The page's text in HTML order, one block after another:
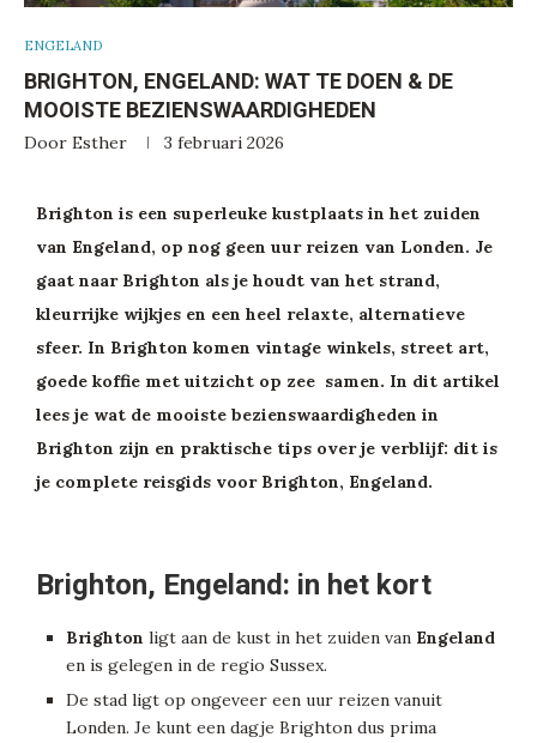
ENGELAND
BRIGHTON, ENGELAND: WAT TE DOEN & DE
MOOISTE BEZIENSWAARDIGHEDEN
Door Esther 3 februari 2026
Brighton is een superleuke kustplaats in het zuiden
van Engeland, op nog geen uur reizen van Londen. Je
gaat naar Brighton als je houdt van het strand,
kleurrijke wijkjes en een heel relaxte, alternatieve
sfeer. In Brighton komen vintage winkels, street art,
goede koffie met uitzicht op zee samen. In dit artikel
lees je wat de mooiste bezienswaardigheden in
Brighton zijn en praktische tips over je verblijf: dit is
je complete reisgids voor Brighton, Engeland.
Brighton, Engeland: in het kort
Brighton ligt aan de kust in het zuiden van Engeland
en is gelegen in de regio Sussex.
De stad ligt op ongeveer een uur reizen vanuit
Londen. Je kunt een dagje Brighton dus prima